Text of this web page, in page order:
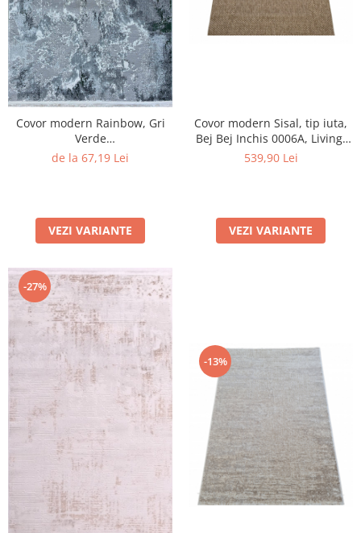
Covor modern Rainbow, Gri
Verde
0238A,Living,Dormitor,Hol, 60
de la 67,19 Lei
VEZI VARIANTE
Covor modern Sisal, tip iuta,
Bej Bej Inchis 0006A, Living,
Dormitor, Hol, Bucatarie, 200
539,90 Lei
VEZI VARIANTE
-27%
-13%